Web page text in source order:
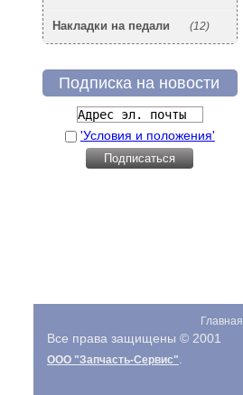
(12)
Накладки на педали
Подписка на новости
'Условия и положения'
Главная
Все права защищены © 2001
ООО "Запчасть-Сервис"